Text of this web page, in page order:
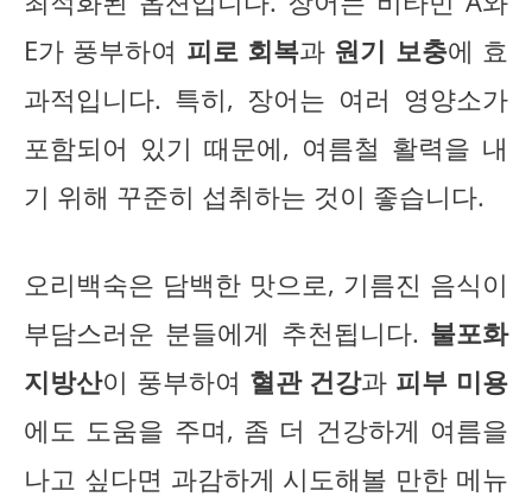
E가 풍부하여 피로 회복과 원기 보충에 효
과적입니다. 특히, 장어는 여러 영양소가
포함되어 있기 때문에, 여름철 활력을 내
기 위해 꾸준히 섭취하는 것이 좋습니다.
오리백숙은 담백한 맛으로, 기름진 음식이
부담스러운 분들에게 추천됩니다. 불포화
지방산이 풍부하여 혈관 건강과 피부 미용
에도 도움을 주며, 좀 더 건강하게 여름을
나고 싶다면 과감하게 시도해볼 만한 메뉴